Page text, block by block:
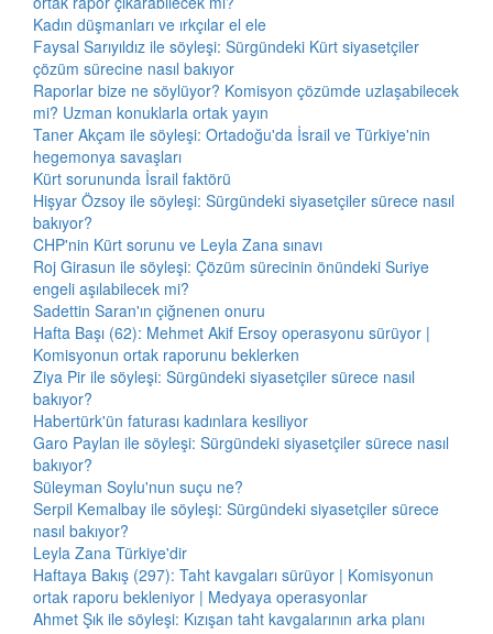
Kadın düşmanları ve ırkçılar el ele
Faysal Sarıyıldız ile söyleşi: Sürgündeki Kürt siyasetçiler
çözüm sürecine nasıl bakıyor
Raporlar bize ne söylüyor? Komisyon çözümde uzlaşabilecek
mi? Uzman konuklarla ortak yayın
Taner Akçam ile söyleşi: Ortadoğu'da İsrail ve Türkiye'nin
hegemonya savaşları
Kürt sorununda İsrail faktörü
Hişyar Özsoy ile söyleşi: Sürgündeki siyasetçiler sürece nasıl
bakıyor?
CHP'nin Kürt sorunu ve Leyla Zana sınavı
Roj Girasun ile söyleşi: Çözüm sürecinin önündeki Suriye
engeli aşılabilecek mi?
Sadettin Saran'ın çiğnenen onuru
Hafta Başı (62): Mehmet Akif Ersoy operasyonu sürüyor |
Komisyonun ortak raporunu beklerken
Ziya Pir ile söyleşi: Sürgündeki siyasetçiler sürece nasıl
bakıyor?
Habertürk'ün faturası kadınlara kesiliyor
Garo Paylan ile söyleşi: Sürgündeki siyasetçiler sürece nasıl
bakıyor?
Süleyman Soylu'nun suçu ne?
Serpil Kemalbay ile söyleşi: Sürgündeki siyasetçiler sürece
nasıl bakıyor?
Leyla Zana Türkiye'dir
Haftaya Bakış (297): Taht kavgaları sürüyor | Komisyonun
ortak raporu bekleniyor | Medyaya operasyonlar
Ahmet Şık ile söyleşi: Kızışan taht kavgalarının arka planı